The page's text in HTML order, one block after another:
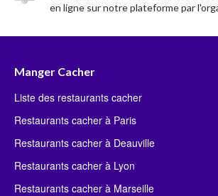
en ligne sur notre plateforme par
Manger Cacher
Liste des restaurants cacher
Restaurants cacher à Paris
Restaurants cacher à Deauville
Restaurants cacher à Lyon
Restaurants cacher à Marseille